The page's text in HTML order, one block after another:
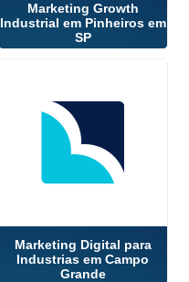
Marketing Growth
Industrial em Pinheiros em
SP
Marketing Digital para
Industrias em Campo
Grande